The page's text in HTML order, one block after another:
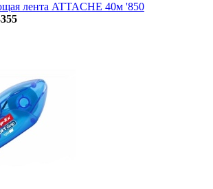
лента ATTACHE 40м '850